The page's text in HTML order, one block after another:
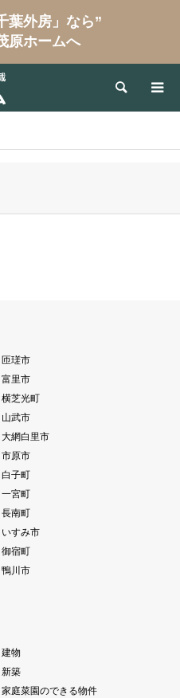
葉外房」なら”
原ホームへ
検索
匝瑳市
富里市
横芝光町
山武市
大網白里市
市原市
白子町
一宮町
長南町
いすみ市
御宿町
鴨川市
建物
新築
家庭菜園のできる物件